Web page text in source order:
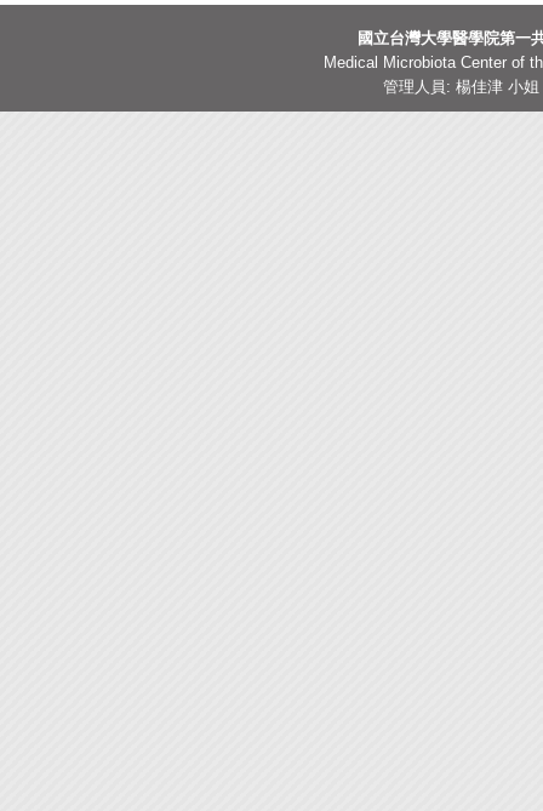
國立台灣大學醫學院第一
Medical Microbiota Center of
管理人員: 楊佳津 小